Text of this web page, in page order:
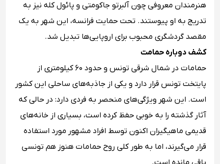
هنرمندان معروفی چون آلبرتو جاکومتی و پائول کله نیز به
تدریج به او پیوستند. تحت حمایت فرانسه، این شهر به یک
مقصد گردشگری محبوب برای اروپایی‌ها تبدیل شد.
کشف دوباره حمامت
حمامات در شمال شرقی تونس و حدود ۶۰ کیلومتری از
پایتخت تونس قرار دارد و یکی از جاذبه‌های ساحلی این کشور
است. این شهر ویژگی‌های منحصر به فردی دارد: در حالی که
آثار گذشته را به خوبی حفظ کرده است، بسیاری از خانه‌های
قدیمی ماهیگیران اکنون توسط افراد مشهور مورد استفاده
قرار می‌گیرند، اما به طور کلی روح حمامات هنوز هم تونسی